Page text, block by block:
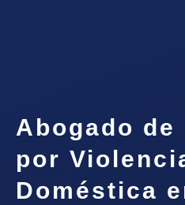
Abogado de
por
Doméstica